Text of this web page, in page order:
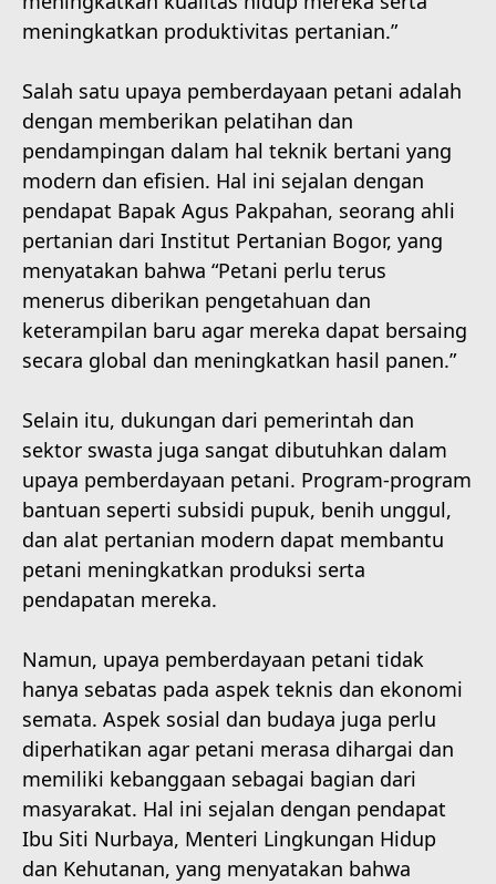
meningkatkan produktivitas pertanian.”
Salah satu upaya pemberdayaan petani adalah
dengan memberikan pelatihan dan
pendampingan dalam hal teknik bertani yang
modern dan efisien. Hal ini sejalan dengan
pendapat Bapak Agus Pakpahan, seorang ahli
pertanian dari Institut Pertanian Bogor, yang
menyatakan bahwa “Petani perlu terus
menerus diberikan pengetahuan dan
keterampilan baru agar mereka dapat bersaing
secara global dan meningkatkan hasil panen.”
Selain itu, dukungan dari pemerintah dan
sektor swasta juga sangat dibutuhkan dalam
upaya pemberdayaan petani. Program-program
bantuan seperti subsidi pupuk, benih unggul,
dan alat pertanian modern dapat membantu
petani meningkatkan produksi serta
pendapatan mereka.
Namun, upaya pemberdayaan petani tidak
hanya sebatas pada aspek teknis dan ekonomi
semata. Aspek sosial dan budaya juga perlu
diperhatikan agar petani merasa dihargai dan
memiliki kebanggaan sebagai bagian dari
masyarakat. Hal ini sejalan dengan pendapat
Ibu Siti Nurbaya, Menteri Lingkungan Hidup
dan Kehutanan, yang menyatakan bahwa